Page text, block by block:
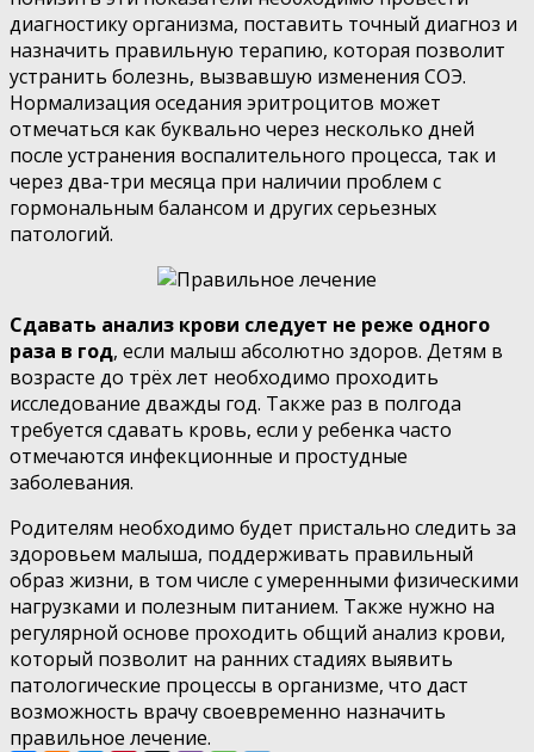
диагностику организма, поставить точный диагноз и
назначить правильную терапию, которая позволит
устранить болезнь, вызвавшую изменения СОЭ.
Нормализация оседания эритроцитов может
отмечаться как буквально через несколько дней
после устранения воспалительного процесса, так и
через два-три месяца при наличии проблем с
гормональным балансом и других серьезных
патологий.
Сдавать анализ крови следует не реже одного
раза в год, если малыш абсолютно здоров. Детям в
возрасте до трёх лет необходимо проходить
исследование дважды год. Также раз в полгода
требуется сдавать кровь, если у ребенка часто
отмечаются инфекционные и простудные
заболевания.
Родителям необходимо будет пристально следить за
здоровьем малыша, поддерживать правильный
образ жизни, в том числе с умеренными физическими
нагрузками и полезным питанием. Также нужно на
регулярной основе проходить общий анализ крови,
который позволит на ранних стадиях выявить
патологические процессы в организме, что даст
возможность врачу своевременно назначить
правильное лечение.